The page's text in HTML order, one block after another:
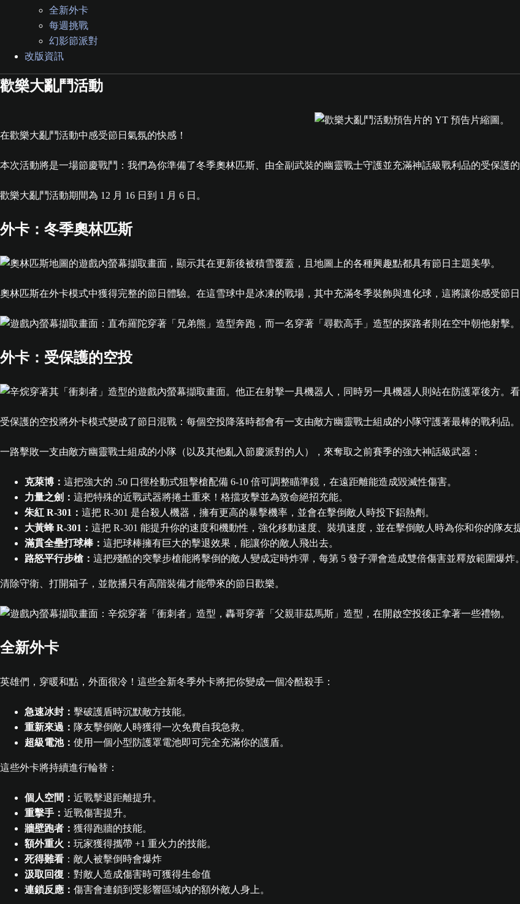
全新外卡
每週挑戰
幻影節派對
改版資訊
歡樂大亂鬥活動
在歡樂大亂鬥活動中感受節日氣氛的快感！
本次活動將是一場節慶戰鬥：我們為你準備了冬季奧林匹斯、由全副武裝的幽靈戰士守護並充滿神話級戰利品的受保護
歡樂大亂鬥活動期間為 12 月 16 日到 1 月 6 日。
外卡：冬季奧林匹斯
奧林匹斯在外卡模式中獲得完整的節日體驗。在這雪球中是冰凍的戰場，其中充滿冬季裝飾與進化球，這將讓你感受節日
外卡：受保護的空投
受保護的空投將外卡模式變成了節日混戰：每個空投降落時都會有一支由敵方幽靈戰士組成的小隊守護著最棒的戰利品。
一路擊敗一支由敵方幽靈戰士組成的小隊（以及其他亂入節慶派對的人），來奪取之前賽季的強大神話級武器：
克萊博： 這把強大的 .50 口徑栓動式狙擊槍配備 6-10 倍可調整瞄準鏡，在遠距離能造成毀滅性傷害。
力量之劍： 這把特殊的近戰武器將捲土重來！格擋攻擊並為致命絕招充能。
朱紅 R-301： 這把 R-301 是台殺人機器，擁有更高的暴擊機率，並會在擊倒敵人時投下鋁熱劑。
大黃蜂 R-301： 這把 R-301 能提升你的速度和機動性，強化移動速度、裝填速度，並在擊倒敵人時為你和你的隊友
滿貫全壘打球棒： 這把球棒擁有巨大的擊退效果，能讓你的敵人飛出去。
路怒平行步槍： 這把殘酷的突擊步槍能將擊倒的敵人變成定時炸彈，每第 5 發子彈會造成雙倍傷害並釋放範圍爆炸。
清除守衛、打開箱子，並散播只有高階裝備才能帶來的節日歡樂。
全新外卡
英雄們，穿暖和點，外面很冷！這些全新冬季外卡將把你變成一個冷酷殺手：
急速冰封： 擊破護盾時沉默敵方技能。
重新來過： 隊友擊倒敵人時獲得一次免費自我急救。
超級電池： 使用一個小型防護罩電池即可完全充滿你的護盾。
這些外卡將持續進行輪替：
個人空間： 近戰擊退距離提升。
重擊手： 近戰傷害提升。
牆壁跑者： 獲得跑牆的技能。
額外重火： 玩家獲得攜帶 +1 重火力的技能。
死得難看 ：敵人被擊倒時會爆炸
汲取回復 ：對敵人造成傷害時可獲得生命值
連鎖反應： 傷害會連鎖到受影響區域內的額外敵人身上。